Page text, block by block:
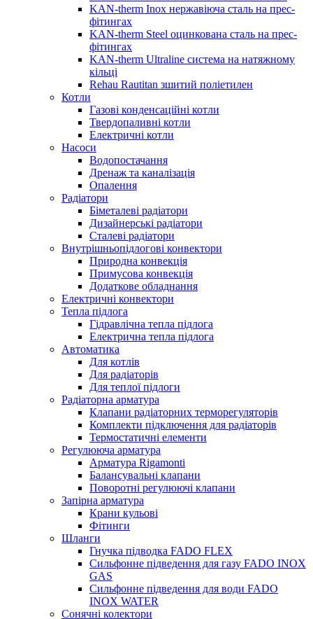
KAN-therm Inox нержавіюча сталь на прес-
фітингах
KAN-therm Steel оцинкована сталь на прес-
фітингах
KAN-therm Ultraline система на натяжному
кільці
Rehau Rautitan зшитий поліетилен
Котли
Газові конденсаційні котли
Твердопаливні котли
Електричні котли
Насоси
Водопостачання
Дренаж та каналізація
Опалення
Радіатори
Біметалеві радіатори
Дизайнерські радіатори
Сталеві радіатори
Внутрішньопідлогові конвектори
Природна конвекція
Примусова конвекція
Додаткове обладнання
Електричні конвектори
Тепла підлога
Гідравлічна тепла підлога
Електрична тепла підлога
Автоматика
Для котлів
Для радіаторів
Для теплої підлоги
Радіаторна арматура
Клапани радіаторних терморегуляторів
Комплекти підключення для радіаторів
Термостатичні елементи
Регулююча арматура
Арматура Rigamonti
Балансувальні клапани
Поворотні регулюючі клапани
Запірна арматура
Крани кульові
Фітинги
Шланги
Гнучка підводка FADO FLEX
Сильфонне підведення для газу FADO INOX
GAS
Сильфонне підведення для води FADO
INOX WATER
Сонячні колектори